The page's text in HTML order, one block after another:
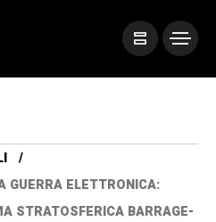
GUERRA ELETTRONICA:
STRATOSFERICA BARRAGE-